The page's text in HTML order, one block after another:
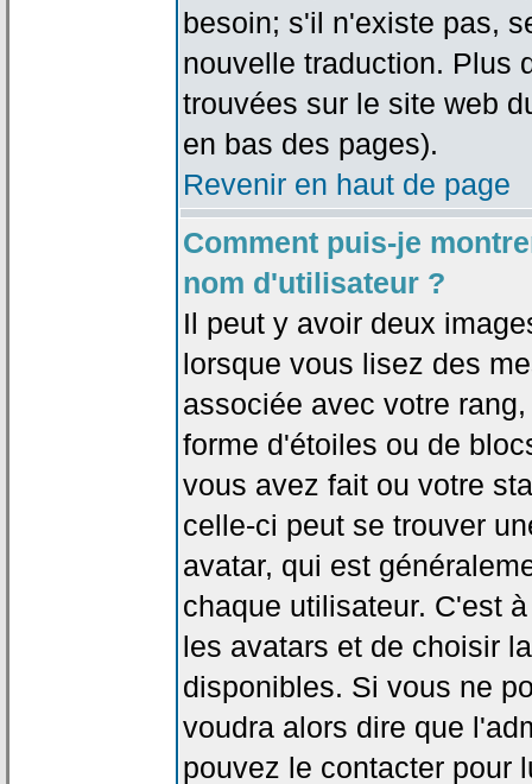
besoin; s'il n'existe pas,
nouvelle traduction. Plus
trouvées sur le site web
en bas des pages).
Revenir en haut de page
Comment puis-je
nom d'utilisateur ?
Il peut y avoir deux
lorsque vous lisez des
associée avec votre
forme d'étoiles ou de
vous avez fait ou votre
celle-ci peut se trouver
avatar, qui est
chaque utilisateur. C'est
les avatars et de choisir
disponibles. Si vous ne
voudra alors dire que
pouvez le contacter pour